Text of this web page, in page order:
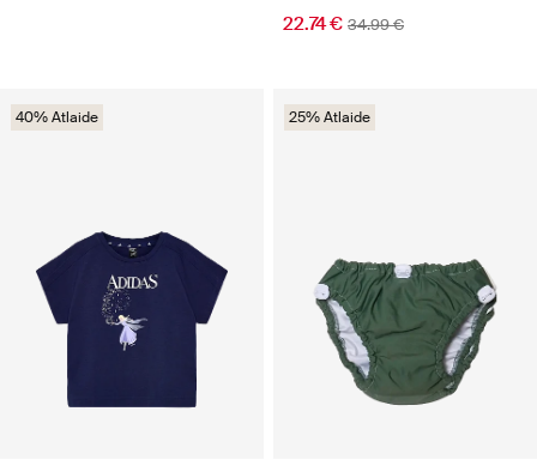
22.74 € 34.99 €
40% Atlaide 25% Atlaide